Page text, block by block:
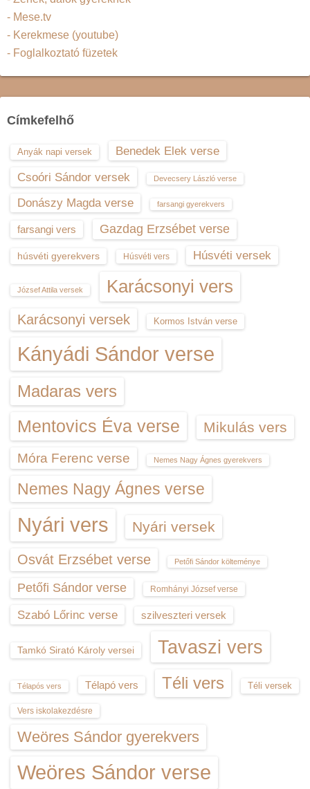
- Mese.tv
- Kerekmese (youtube)
- Foglalkoztató füzetek
Címkefelhő
Anyák napi versek
Benedek Elek verse
Csoóri Sándor versek
Devecsery László verse
Donászy Magda verse farsangi gyerekvers
farsangi vers Gazdag Erzsébet verse
húsvéti gyerekvers Húsvéti vers Húsvéti versek
József Attila versek Karácsonyi vers
Karácsonyi versek Kormos István verse
Kányádi Sándor verse
Madaras vers
Mentovics Éva verse Mikulás vers
Móra Ferenc verse Nemes Nagy Ágnes gyerekvers
Nemes Nagy Ágnes verse
Nyári vers Nyári versek
Osvát Erzsébet verse Petőfi Sándor költeménye
Petőfi Sándor verse Romhányi József verse
Szabó Lőrinc verse szilveszteri versek
Tamkó Sirató Károly versei Tavaszi vers
Télapós vers Télapó vers Téli vers Téli versek
Vers iskolakezdésre
Weöres Sándor gyerekvers
Weöres Sándor verse